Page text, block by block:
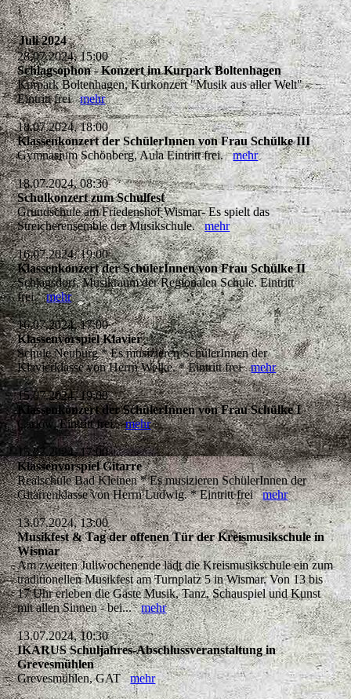
Juli 2024
28.07.2024, 15:00
Schlagsophon - Konzert im Kurpark Boltenhagen
Kurpark Boltenhagen, Kurkonzert "Musik aus aller Welt" -
Eintritt freimehr
18.07.2024, 18:00
Klassenkonzert der SchülerInnen von Frau Schülke III
Gymnasium Schönberg, Aula Eintritt frei.mehr
18.07.2024, 08:30
Schulkonzert zum Schulfest
Grundschule am Friedenshof Wismar- Es spielt das
Streicherensemble der Musikschule.mehr
16.07.2024, 19:00
Klassenkonzert der SchülerInnen von Frau Schülke II
Schlagsdorf, Musikraum der Regionalen Schule. Eintritt
frei.mehr
16.07.2024, 17:00
Klassenvorspiel Klavier
Schule Neuburg * Es musizieren SchülerInnen der
Klavierklasse von Herrn Welke. * Eintritt freimehr
15.07.2024, 19:00
Klassenkonzert der SchülerInnen von Frau Schülke I
Carlow, Eintritt frei.mehr
15.07.2024, 17:00
Klassenvorspiel Gitarre
Realschule Bad Kleinen * Es musizieren SchülerInnen der
Gitarrenklasse von Herrn Ludwig. * Eintritt freimehr
13.07.2024, 13:00
Musikfest & Tag der offenen Tür der Kreismusikschule in
Wismar
Am zweiten Juliwochenende lädt die Kreismusikschule ein zum
traditionellen Musikfest am Turnplatz 5 in Wismar. Von 13 bis
17 Uhr erleben die Gäste Musik, Tanz, Schauspiel und Kunst
mit allen Sinnen - bei...mehr
13.07.2024, 10:30
IKARUS Schuljahres-Abschlussveranstaltung in
Grevesmühlen
Grevesmühlen, GATmehr